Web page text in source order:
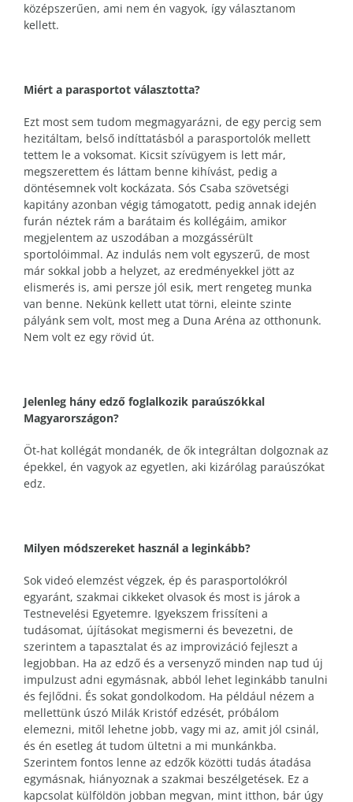
középszerűen, ami nem én vagyok, így választanom
kellett.
Miért a parasportot választotta?
Ezt most sem tudom megmagyarázni, de egy percig sem
hezitáltam, belső indíttatásból a parasportolók mellett
tettem le a voksomat. Kicsit szívügyem is lett már,
megszerettem és láttam benne kihívást, pedig a
döntésemnek volt kockázata. Sós Csaba szövetségi
kapitány azonban végig támogatott, pedig annak idején
furán néztek rám a barátaim és kollégáim, amikor
megjelentem az uszodában a mozgássérült
sportolóimmal. Az indulás nem volt egyszerű, de most
már sokkal jobb a helyzet, az eredményekkel jött az
elismerés is, ami persze jól esik, mert rengeteg munka
van benne. Nekünk kellett utat törni, eleinte szinte
pályánk sem volt, most meg a Duna Aréna az otthonunk.
Nem volt ez egy rövid út.
Jelenleg hány edző foglalkozik paraúszókkal
Magyarországon?
Öt-hat kollégát mondanék, de ők integráltan dolgoznak az
épekkel, én vagyok az egyetlen, aki kizárólag paraúszókat
edz.
Milyen módszereket használ a leginkább?
Sok videó elemzést végzek, ép és parasportolókról
egyaránt, szakmai cikkeket olvasok és most is járok a
Testnevelési Egyetemre. Igyekszem frissíteni a
tudásomat, újításokat megismerni és bevezetni, de
szerintem a tapasztalat és az improvizáció fejleszt a
legjobban. Ha az edző és a versenyző minden nap tud új
impulzust adni egymásnak, abból lehet leginkább tanulni
és fejlődni. És sokat gondolkodom. Ha például nézem a
mellettünk úszó Milák Kristóf edzését, próbálom
elemezni, mitől lehetne jobb, vagy mi az, amit jól csinál,
és én esetleg át tudom ültetni a mi munkánkba.
Szerintem fontos lenne az edzők közötti tudás átadása
egymásnak, hiányoznak a szakmai beszélgetések. Ez a
kapcsolat külföldön jobban megvan, mint itthon, bár úgy